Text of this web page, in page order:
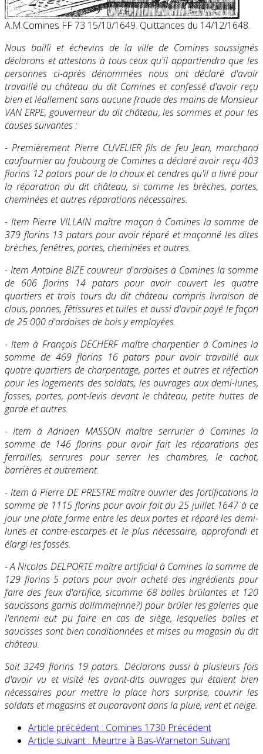
A.M.Comines FF 73 15/10/1649. Quittances du 14/12/1648.
Nous bailli et échevins de la ville de Comines soussignés
déclarons et attestons à tous ceux qu'il appartiendra que les
personnes ci-après dénommées nous ont déclaré d'avoir
travaillé au château du dit Comines et confessé d'avoir reçu
bien et léallement sans aucune fraude des mains de Monsieur
VAN ERPE, gouverneur du dit château, les sommes et pour les
causes suivantes :
- Premièrement Pierre CUVELIER fils de feu Jean, marchand
caufournier au faubourg de Comines a déclaré avoir reçu 403
florins 12 patars pour de la chaux et cendres qu'il a livré pour
la réparation du dit château, si comme les brèches, portes,
cheminées et autres réparations nécessaires.
- Item Pierre VILLAIN maître maçon à Comines la somme de
379 florins 13 patars pour avoir réparé et maçonné les dites
brèches, fenêtres, portes, cheminées et autres.
- Item Antoine BIZE couvreur d'ardoises à Comines la somme
de 606 florins 14 patars pour avoir couvert les quatre
quartiers et trois tours du dit château compris livraison de
clous, pannes, fêtissures et tuiles et aussi d'avoir payé le façon
de 25 000 d'ardoises de bois y employées.
- Item à François DECHERF maître charpentier à Comines la
somme de 469 florins 16 patars pour avoir travaillé aux
quatre quartiers de charpentage, portes et autres et réfection
pour les logements des soldats, les ouvrages aux demi-lunes,
fosses, portes, pont-levis devant le château, petite huttes de
garde et autres.
- Item à Adriaen MASSON maître serrurier à Comines la
somme de 146 florins pour avoir fait les réparations des
ferrailles, serrures pour serrer les chambres, le cachot,
barrières et autrement.
- Item à Pierre DE PRESTRE maître ouvrier des fortifications la
somme de 1115 florins pour avoir fait du 25 juillet 1647 à ce
jour une plate forme entre les deux portes et réparé les demi-
lunes et contre-escarpes et le plus nécessaire, approfondi et
élargi les fossés.
- A Nicolas DELPORTE maître artificial à Comines la somme de
129 florins 5 patars pour avoir acheté des ingrédients pour
faire des feux d'artifice, sicomme 68 balles brûlantes et 120
saucissons garnis dollmme(inne?) pour brûler les galeries que
l'ennemi eut pu faire en cas de siège, lesquelles balles et
saucisses sont bien conditionnées et mises au magasin du dit
château.
Soit 3249 florins 19 patars. Déclarons aussi à plusieurs fois
d'avoir vu et visité les avant-dits ouvrages qui étaient bien
nécessaires pour mettre la place hors surprise, couvrir les
soldats et magasins et auparavant dans la pluie, vent et neige.
Article précédent : Comines 1730 Précédent
Article suivant : Meurtre à Bas-Warneton Suivant